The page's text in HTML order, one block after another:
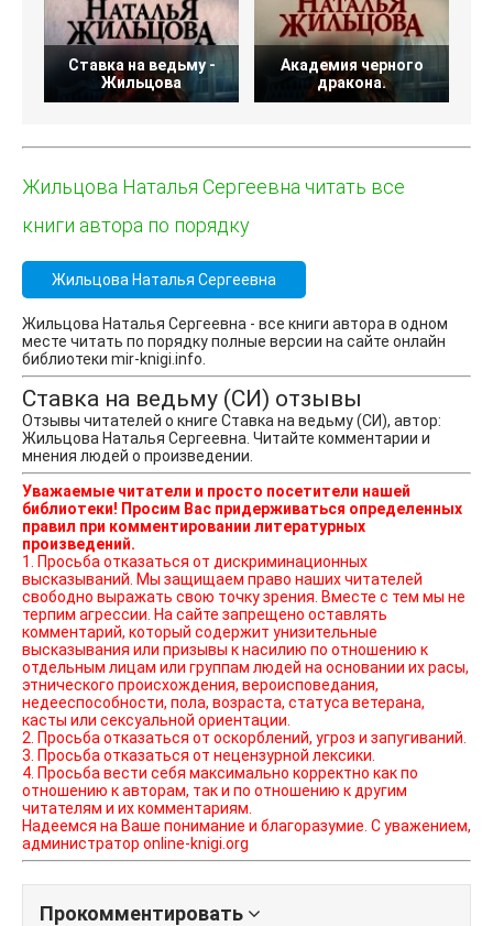
Ставка на ведьму -
Жильцова
Академия черного
дракона.
Жильцова Наталья Сергеевна читать все
книги автора по порядку
Жильцова Наталья Сергеевна
Жильцова Наталья Сергеевна - все книги автора в одном
месте читать по порядку полные версии на сайте онлайн
библиотеки mir-knigi.info.
Ставка на ведьму (СИ) отзывы
Отзывы читателей о книге Ставка на ведьму (СИ), автор:
Жильцова Наталья Сергеевна. Читайте комментарии и
мнения людей о произведении.
Уважаемые читатели и просто посетители нашей
библиотеки! Просим Вас придерживаться определенных
правил при комментировании литературных
произведений.
1. Просьба отказаться от дискриминационных
высказываний. Мы защищаем право наших читателей
свободно выражать свою точку зрения. Вместе с тем мы не
терпим агрессии. На сайте запрещено оставлять
комментарий, который содержит унизительные
высказывания или призывы к насилию по отношению к
отдельным лицам или группам людей на основании их расы,
этнического происхождения, вероисповедания,
недееспособности, пола, возраста, статуса ветерана,
касты или сексуальной ориентации.
2. Просьба отказаться от оскорблений, угроз и запугиваний.
3. Просьба отказаться от нецензурной лексики.
4. Просьба вести себя максимально корректно как по
отношению к авторам, так и по отношению к другим
читателям и их комментариям.
Надеемся на Ваше понимание и благоразумие. С уважением,
администратор online-knigi.org
Прокомментировать